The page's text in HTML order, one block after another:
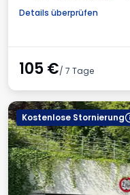
Details überprüfen
105€/ 7 Tage
Kostenlose Stornierung